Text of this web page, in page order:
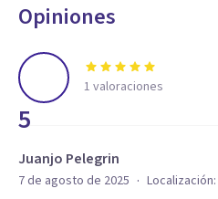
Opiniones
5
1 valoraciones
Juanjo Pelegrin
7 de agosto de 2025 · Localización: